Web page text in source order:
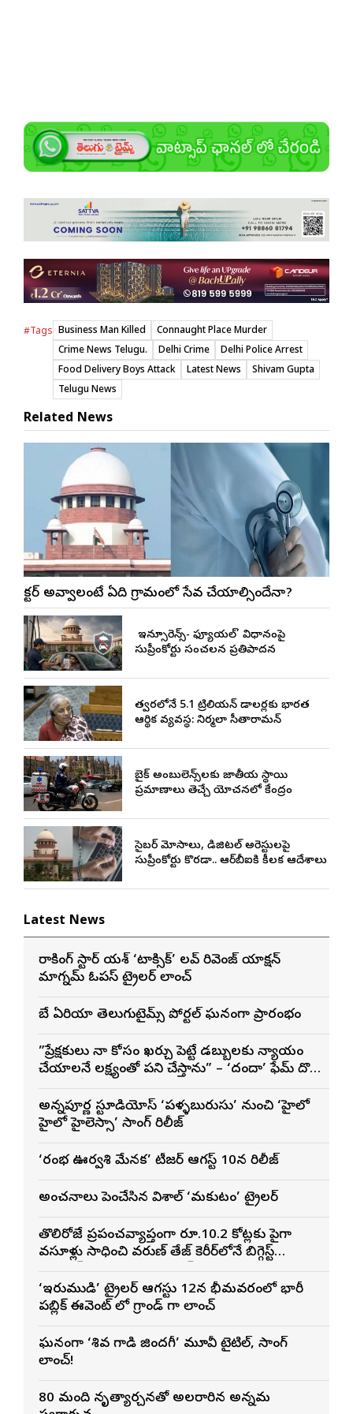
#Tags Business Man Killed
Connaught Place Murder
Crime News Telugu.
Delhi Crime
Delhi Police Arrest
Food Delivery Boys Attack
Latest News
Shivam Gupta
Telugu News
Related News
డాక్టర్ అవ్వాలంటే ఏడాది గ్రామంలో సేవ చేయాల్సిందేనా?
నో ఇన్సూరెన్స్-నో ఫ్యూయల్’ విధానంపై
సుప్రీంకోర్టు సంచలన ప్రతిపాదన
త్వరలోనే 5.1 ట్రిలియన్ డాలర్లకు భారత
ఆర్థిక వ్యవస్థ: నిర్మలా సీతారామన్
బైక్ అంబులెన్స్‌లకు జాతీయ స్థాయి
ప్రమాణాలు తెచ్చే యోచనలో కేంద్రం
సైబర్ మోసాలు, డిజిటల్ అరెస్టులపై
సుప్రీంకోర్టు కొరడా.. ఆర్‌బీఐకి కీలక ఆదేశాలు
Latest News
రాకింగ్ స్టార్ యశ్ ‘టాక్సిక్’ లవ్ రివెంజ్ యాక్షన్
మాగ్నమ్ ఓపస్‌ ట్రైలర్ లాంచ్
బే ఏరియా తెలుగుటైమ్స్ పోర్టల్ ఘనంగా ప్రారంభం
”ప్రేక్షకులు నా కోసం ఖర్చు పెట్టే డబ్బులకు న్యాయం
చేయాలనే లక్ష్యంతో పని చేస్తాను” – ‘దందా’ ఫేమ్ దొర
అన్నపూర్ణ స్టూడియోస్ ‘పళ్ళబురుసు’ నుంచి ‘హైలో
హైలో హైలెస్సా’ సాంగ్ రిలీజ్
‘రంభ ఊర్వశి మేనక’ టీజర్ ఆగస్ట్ 10న రిలీజ్
అంచనాలు పెంచేసిన విశాల్ ‘మకుటం’ ట్రైలర్
తొలిరోజే ప్రపంచవ్యాప్తంగా రూ.10.2 కోట్లకు పైగా
వసూళ్లు సాధించి వరుణ్ తేజ్ కెరీర్‌లోనే బిగ్గెస్ట్
‘ఇరుముడి’ ట్రైలర్ ఆగస్టు 12న భీమవరంలో భారీ
పబ్లిక్ ఈవెంట్ లో గ్రాండ్ గా లాంచ్
ఘనంగా ‘శివ గాడి జింద‌గీ’ మూవీ టైటిల్, సాంగ్
లాంచ్!
80 మంది నృత్యార్చనతో అలరారిన అన్నమ